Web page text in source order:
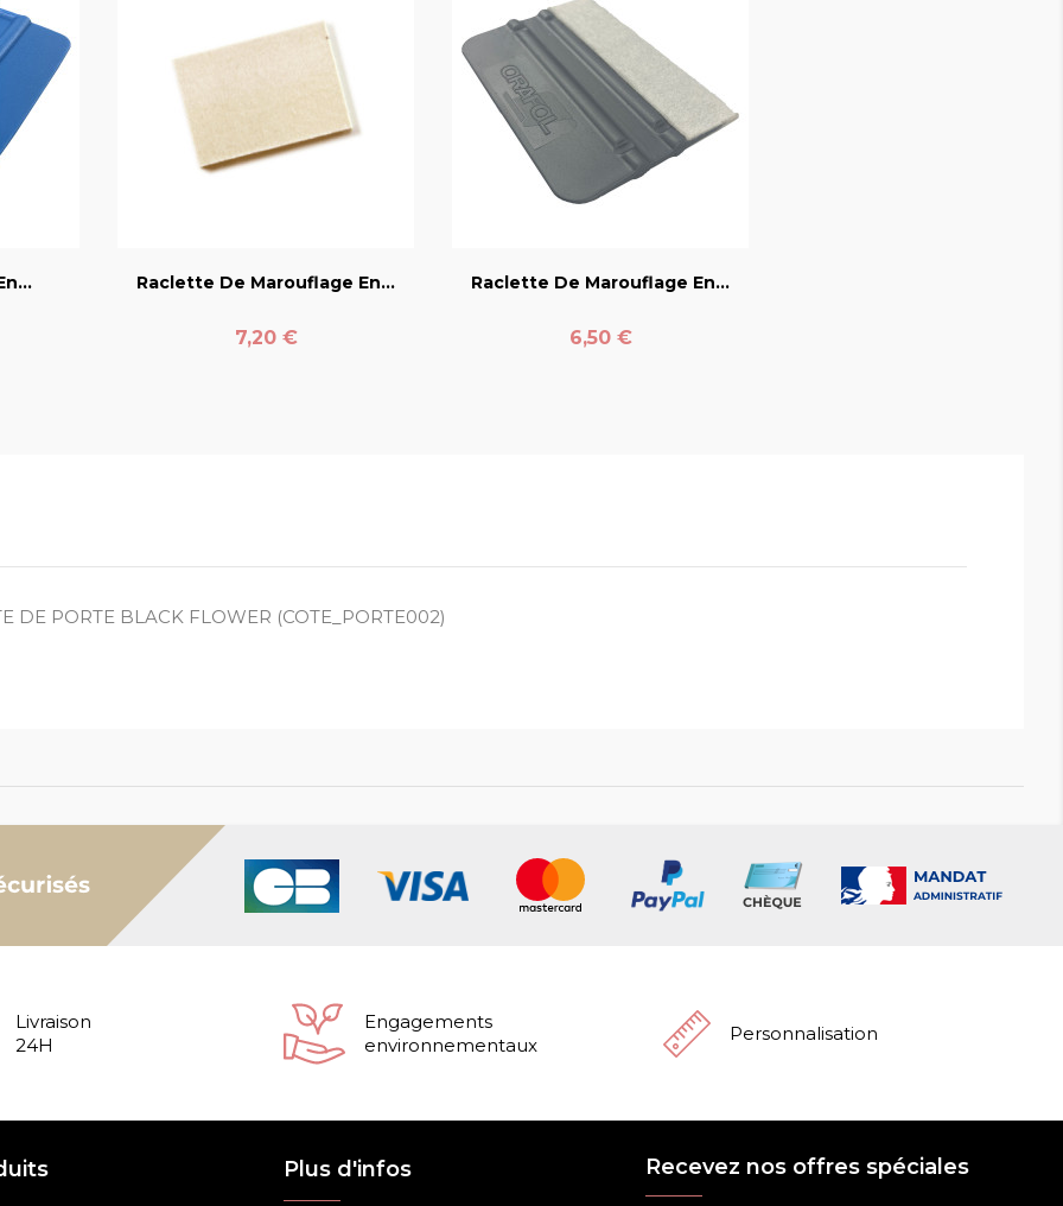
Raclette De Marouflage En...
Prix
7,20 €
Raclette De Marouflage En...
Prix
6,50 €
DE PORTE BLACK FLOWER (COTE_PORTE002)
Livraison
24H
Engagements
environnementaux
Personnalisation
Plus d'infos Recevez nos offres spéciales